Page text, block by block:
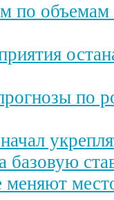
по
по
меняют